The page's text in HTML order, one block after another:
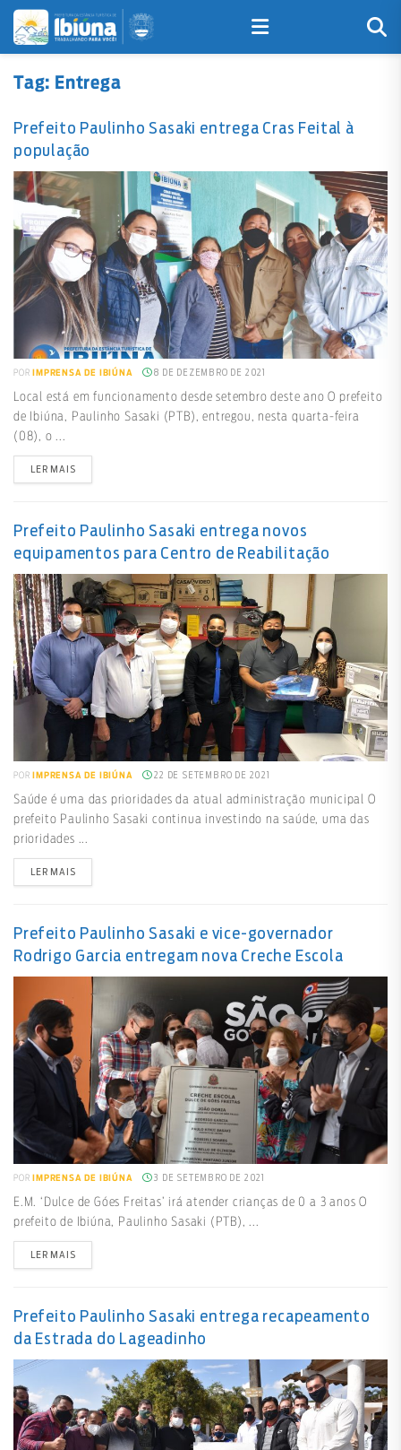
Tag: Entrega
Prefeito Paulinho Sasaki entrega Cras Feital à
população
POR IMPRENSA DE IBIÚNA 8 DE DEZEMBRO DE 2021
Local está em funcionamento desde setembro deste ano O prefeito
de Ibiúna, Paulinho Sasaki (PTB), entregou, nesta quarta-feira
(08), o ...
LER MAIS
Prefeito Paulinho Sasaki entrega novos
equipamentos para Centro de Reabilitação
POR IMPRENSA DE IBIÚNA 22 DE SETEMBRO DE 2021
Saúde é uma das prioridades da atual administração municipal O
prefeito Paulinho Sasaki continua investindo na saúde, uma das
prioridades ...
LER MAIS
Prefeito Paulinho Sasaki e vice-governador
Rodrigo Garcia entregam nova Creche Escola
POR IMPRENSA DE IBIÚNA 3 DE SETEMBRO DE 2021
E.M. ‘Dulce de Góes Freitas’ irá atender crianças de 0 a 3 anos O
prefeito de Ibiúna, Paulinho Sasaki (PTB), ...
LER MAIS
Prefeito Paulinho Sasaki entrega recapeamento
da Estrada do Lageadinho